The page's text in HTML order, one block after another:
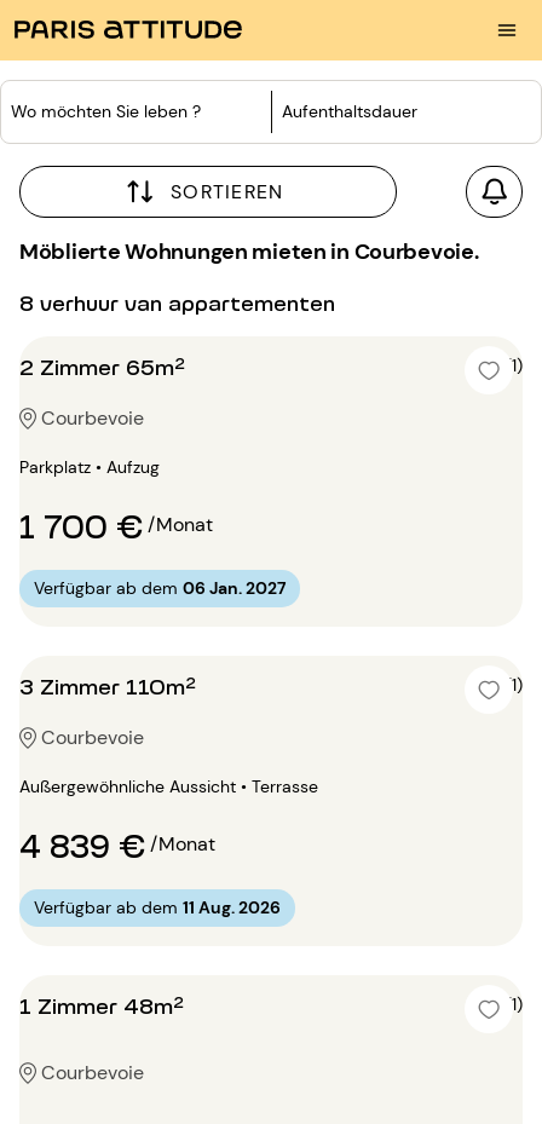
Wo möchten Sie leben ? Aufenthaltsdauer
SORTIEREN
Möblierte Wohnungen mieten in Courbevoie.
8 verhuur van appartementen
2 Zimmer 65m² 5 (1)
Courbevoie
Parkplatz • Aufzug
1 700 €/Monat
Verfügbar ab dem 06 Jan. 2027
3 Zimmer 110m² 5 (1)
Courbevoie
Außergewöhnliche Aussicht • Terrasse
4 839 €/Monat
Verfügbar ab dem 11 Aug. 2026
1 Zimmer 48m² 5 (1)
Courbevoie